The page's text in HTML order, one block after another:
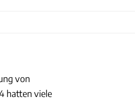
von
hatten viele